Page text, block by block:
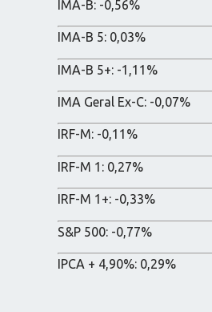
IMA-B: -0,56%
IMA-B 5: 0,03%
IMA-B 5+: -1,11%
IMA Geral Ex-C: -0,07%
IRF-M: -0,11%
IRF-M 1: 0,27%
IRF-M 1+: -0,33%
S&P 500: -0,77%
IPCA + 4,90%: 0,29%